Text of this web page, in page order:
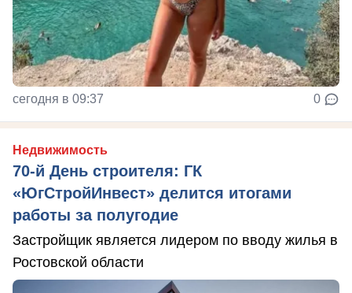
сегодня в 09:37 0
Недвижимость
70-й День строителя: ГК
«ЮгСтройИнвест» делится итогами
работы за полугодие
Застройщик является лидером по вводу жилья в
Ростовской области